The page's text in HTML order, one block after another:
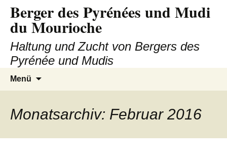
Inhalt
springen
Berger des Pyrénées und Mudi
du Mourioche
Haltung und Zucht von Bergers des
Pyrénée und Mudis
Menü
Monatsarchiv: Februar 2016